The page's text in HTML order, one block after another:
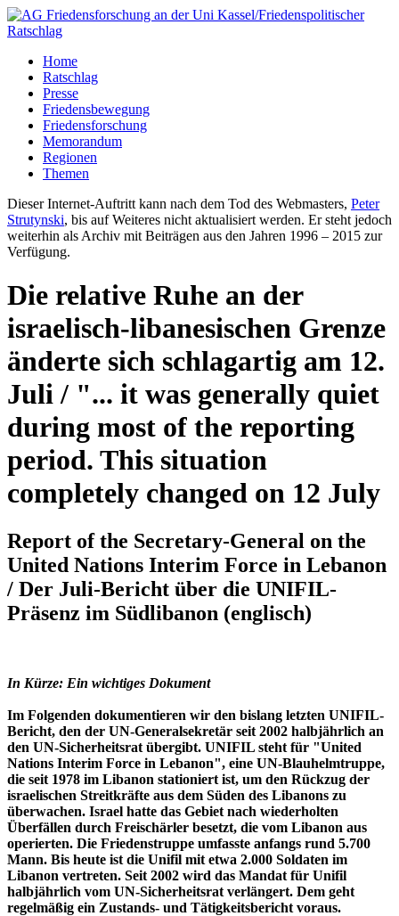
Home
Ratschlag
Presse
Friedensbewegung
Friedensforschung
Memorandum
Regionen
Themen
Dieser Internet-Auftritt kann nach dem Tod des Webmasters, Peter
Strutynski, bis auf Weiteres nicht aktualisiert werden. Er steht jedoch
weiterhin als Archiv mit Beiträgen aus den Jahren 1996 – 2015 zur
Verfügung.
Die relative Ruhe an der
israelisch-libanesischen Grenze
änderte sich schlagartig am 12.
Juli / "... it was generally quiet
during most of the reporting
period. This situation
completely changed on 12 July
Report of the Secretary-General on the
United Nations Interim Force in Lebanon
/ Der Juli-Bericht über die UNIFIL-
Präsenz im Südlibanon (englisch)
In Kürze: Ein wichtiges Dokument
Im Folgenden dokumentieren wir den bislang letzten UNIFIL-
Bericht, den der UN-Generalsekretär seit 2002 halbjährlich an
den UN-Sicherheitsrat übergibt. UNIFIL steht für "United
Nations Interim Force in Lebanon", eine UN-Blauhelmtruppe,
die seit 1978 im Libanon stationiert ist, um den Rückzug der
israelischen Streitkräfte aus dem Süden des Libanons zu
überwachen. Israel hatte das Gebiet nach wiederholten
Überfällen durch Freischärler besetzt, die vom Libanon aus
operierten. Die Friedenstruppe umfasste anfangs rund 5.700
Mann. Bis heute ist die Unifil mit etwa 2.000 Soldaten im
Libanon vertreten. Seit 2002 wird das Mandat für Unifil
halbjährlich vom UN-Sicherheitsrat verlängert. Dem geht
regelmäßig ein Zustands- und Tätigkeitsbericht voraus.